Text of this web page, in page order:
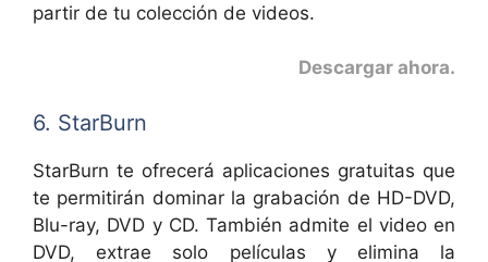
partir de tu colección de videos.
Descargar ahora.
6. StarBurn
StarBurn te ofrecerá aplicaciones gratuitas que
te permitirán dominar la grabación de HD-DVD,
Blu-ray, DVD y CD. También admite el video en
DVD, extrae solo películas y elimina la